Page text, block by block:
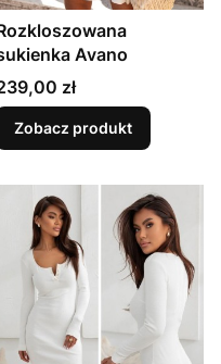
Avano
zł
Zobacz produkt